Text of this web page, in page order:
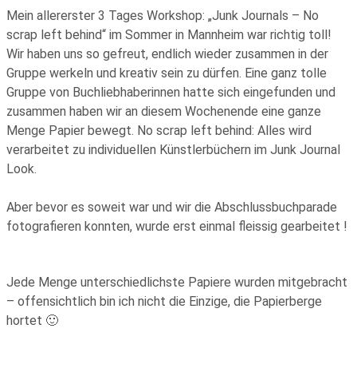
Mein allererster 3 Tages Workshop: „Junk Journals – No
scrap left behind“ im Sommer in Mannheim war richtig toll!
Wir haben uns so gefreut, endlich wieder zusammen in der
Gruppe werkeln und kreativ sein zu dürfen. Eine ganz tolle
Gruppe von Buchliebhaberinnen hatte sich eingefunden und
zusammen haben wir an diesem Wochenende eine ganze
Menge Papier bewegt. No scrap left behind: Alles wird
verarbeitet zu individuellen Künstlerbüchern im Junk Journal
Look.
Aber bevor es soweit war und wir die Abschlussbuchparade
fotografieren konnten, wurde erst einmal fleissig gearbeitet !
Jede Menge unterschiedlichste Papiere wurden mitgebracht
– offensichtlich bin ich nicht die Einzige, die Papierberge
hortet 🙂